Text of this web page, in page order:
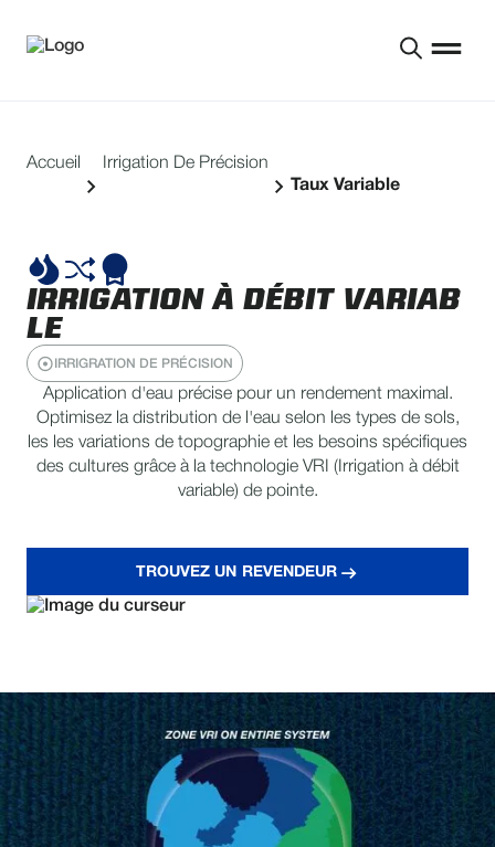
Accueil
Irrigation De Précision
Taux Variable
IRRIGATION À DÉBIT VARIAB
LE
IRRIGRATION DE PRÉCISION
Application d'eau précise pour un rendement maximal.
Optimisez la distribution de l'eau selon les types de sols,
les les variations de topographie et les besoins spécifiques
des cultures grâce à la technologie VRI (Irrigation à débit
variable) de pointe.
TROUVEZ UN REVENDEUR